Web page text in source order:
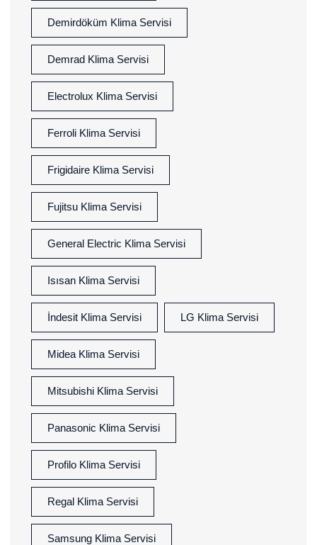
Demirdöküm Klima Servisi
Demrad Klima Servisi
Electrolux Klima Servisi
Ferroli Klima Servisi
Frigidaire Klima Servisi
Fujitsu Klima Servisi
General Electric Klima Servisi
Isısan Klima Servisi
İndesit Klima Servisi LG Klima Servisi
Midea Klima Servisi
Mitsubishi Klima Servisi
Panasonic Klima Servisi
Profilo Klima Servisi
Regal Klima Servisi
Samsung Klima Servisi